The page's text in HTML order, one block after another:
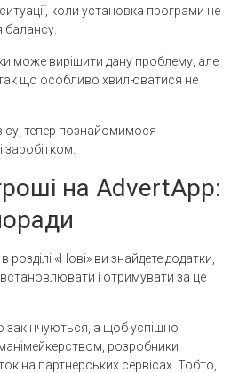
коли установка програми не
балансу.
може вирішити дану проблему, але
що особливо хвилюватися не
тепер познайомимося
на AdvertApp:
«Нові» ви знайдете додатки,
і отримувати за це
закінчуються, а щоб успішно
розробники
на партнерських сервісах. Тобто,